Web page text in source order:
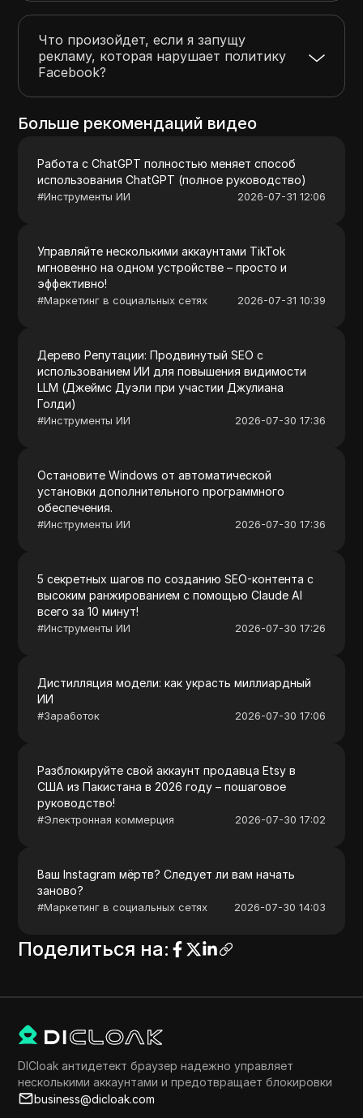
Что произойдет, если я запущу
рекламу, которая нарушает политику
Facebook?
Больше рекомендаций видео
Работа с ChatGPT полностью меняет способ
использования ChatGPT (полное руководство)
#Инструменты ИИ 2026-07-31 12:06
Управляйте несколькими аккаунтами TikTok
мгновенно на одном устройстве – просто и
эффективно!
#Маркетинг в социальных сетях 2026-07-31 10:39
Дерево Репутации: Продвинутый SEO с
использованием ИИ для повышения видимости
LLM (Джеймс Дуэли при участии Джулиана
Голди)
#Инструменты ИИ 2026-07-30 17:36
Остановите Windows от автоматической
установки дополнительного программного
обеспечения.
#Инструменты ИИ 2026-07-30 17:36
5 секретных шагов по созданию SEO-контента с
высоким ранжированием с помощью Claude AI
всего за 10 минут!
#Инструменты ИИ 2026-07-30 17:26
Дистилляция модели: как украсть миллиардный
ИИ
#Заработок 2026-07-30 17:06
Разблокируйте свой аккаунт продавца Etsy в
США из Пакистана в 2026 году – пошаговое
руководство!
#Электронная коммерция 2026-07-30 17:02
Ваш Instagram мёртв? Следует ли вам начать
заново?
#Маркетинг в социальных сетях 2026-07-30 14:03
Поделиться на:
DICloak антидетект браузер надежно управляет
несколькими аккаунтами и предотвращает блокировки
business@dicloak.com